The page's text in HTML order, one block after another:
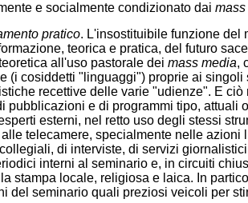
e socialmente condizionato dai
pratico. L'insostituibile funzione del
teorica e pratica, del futuro
all'uso pastorale dei mass media,
(i cosiddetti "linguaggi") proprie ai
recettive delle varie "udienze". E
pubblicazioni e di programmi tipo, attuali
esterni, nel retto uso degli stessi
telecamere, specialmente nelle
di interviste, di servizi
interni al seminario e, in circuiti
stampa locale, religiosa e laica. In
del seminario quali preziosi veicoli per